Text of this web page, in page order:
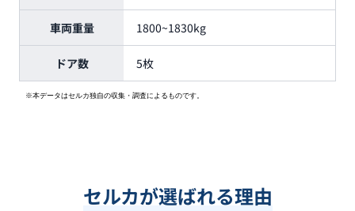
車両重量 1800~1830kg
ドア数 5枚
※本データはセルカ独自の収集・調査によるものです。
セルカが選ばれる理由